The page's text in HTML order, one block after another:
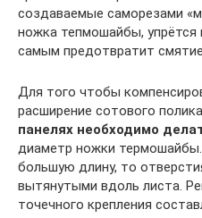
создаваемые саморезами
ножка тепмошайбы, упрётся
самым предотвратит
Для того чтобы
расширение сотового
панелях необходимо
диаметр ножки
большую длину, то
вытянутыми вдоль листа.
точечного крепления